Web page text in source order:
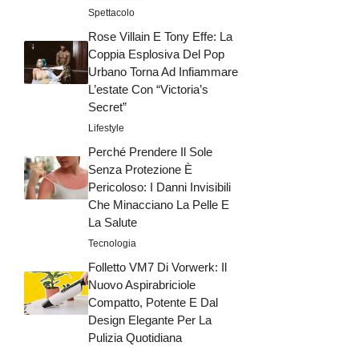
Spettacolo
Rose Villain E Tony Effe: La
Coppia Esplosiva Del Pop
Urbano Torna Ad Infiammare
L’estate Con “Victoria’s
Secret”
Lifestyle
Perché Prendere Il Sole
Senza Protezione È
Pericoloso: I Danni Invisibili
Che Minacciano La Pelle E
La Salute
Tecnologia
Folletto VM7 Di Vorwerk: Il
Nuovo Aspirabriciole
Compatto, Potente E Dal
Design Elegante Per La
Pulizia Quotidiana